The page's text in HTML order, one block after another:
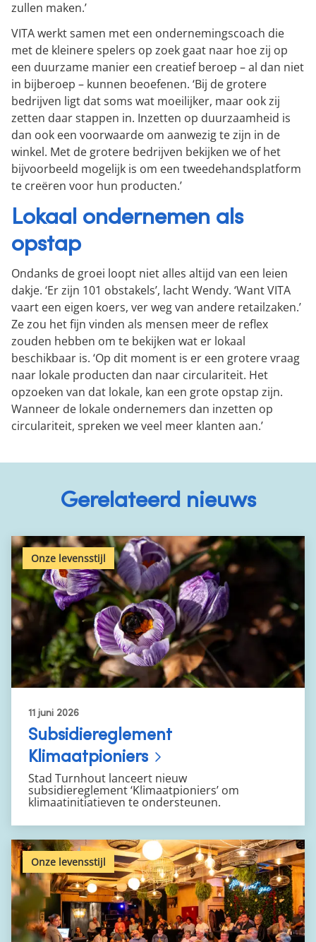
zullen maken.’
VITA werkt samen met een ondernemingscoach die
met de kleinere spelers op zoek gaat naar hoe zij op
een duurzame manier een creatief beroep – al dan niet
in bijberoep – kunnen beoefenen. ‘Bij de grotere
bedrijven ligt dat soms wat moeilijker, maar ook zij
zetten daar stappen in. Inzetten op duurzaamheid is
dan ook een voorwaarde om aanwezig te zijn in de
winkel. Met de grotere bedrijven bekijken we of het
bijvoorbeeld mogelijk is om een tweedehandsplatform
te creëren voor hun producten.’
Lokaal ondernemen als
opstap
Ondanks de groei loopt niet alles altijd van een leien
dakje. ‘Er zijn 101 obstakels’, lacht Wendy. ‘Want VITA
vaart een eigen koers, ver weg van andere retailzaken.’
Ze zou het fijn vinden als mensen meer de reflex
zouden hebben om te bekijken wat er lokaal
beschikbaar is. ‘Op dit moment is er een grotere vraag
naar lokale producten dan naar circulariteit. Het
opzoeken van dat lokale, kan een grote opstap zijn.
Wanneer de lokale ondernemers dan inzetten op
circulariteit, spreken we veel meer klanten aan.’
Gerelateerd nieuws
Subsidiereglement
Klimaatpioniers
11 juni 2026
Onze levensstijl
Stad Turnhout lanceert nieuw
subsidiereglement ‘Klimaatpioniers’ om
klimaatinitiatieven te ondersteunen.
Onze levensstijl